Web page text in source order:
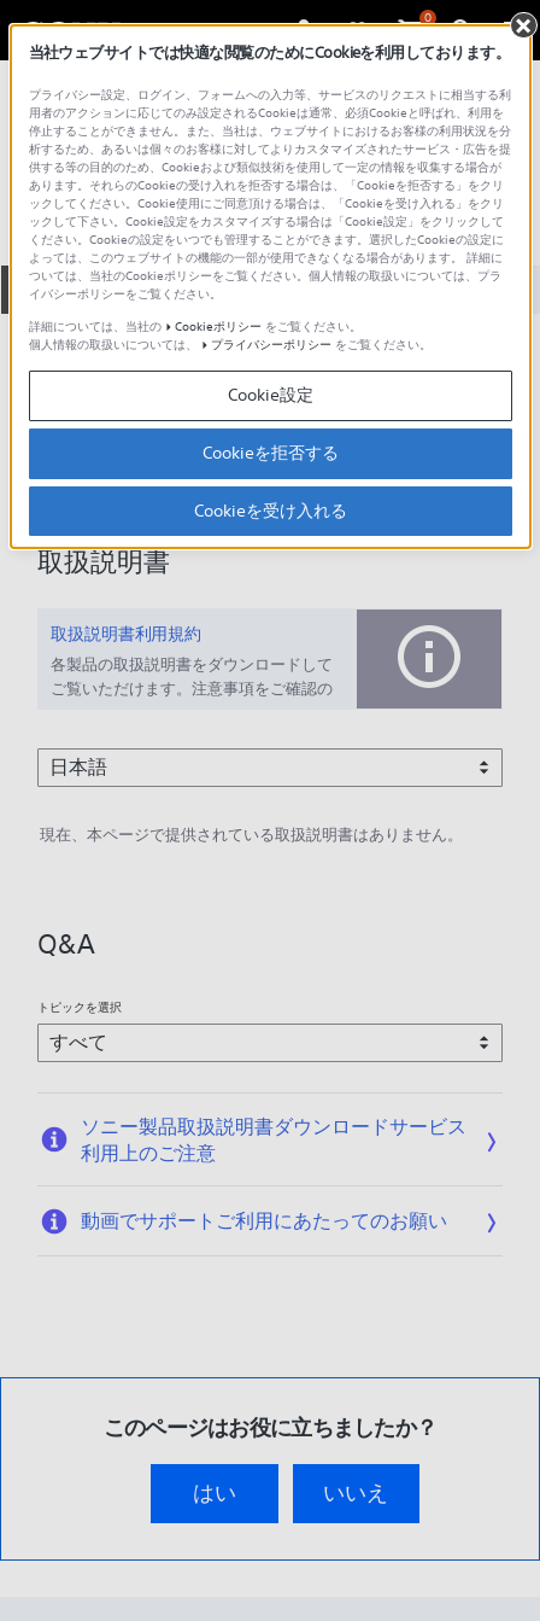
0
総合サポート・お問い合わせ プロフェッショナル／業務用
LIB-304
全て ダウンロード 取扱説明書 Q&A
ダウンロード
現在、本ページで提供されているアップデート情報はありませ
取扱説明書
取扱説明書利用規約
各製品の取扱説明書をダウンロードして
ご覧いただけます。注意事項をご確認の
現在、本ページで提供されている取扱説明書はありません。
Q&A
トピックを選択
ソニー製品取扱説明書ダウンロードサービス
利用上のご注意
動画でサポートご利用にあたってのお願い
このページはお役に立ちましたか？
はい いいえ
当社ウェブサイトでは快適な閲覧のためにCookieを利用しております。
プライバシー設定、ログイン、フォームへの入力等、サービスのリクエストに相当する利
用者のアクションに応じてのみ設定されるCookieは通常、必須Cookieと呼ばれ、利用を
停止することができません。また、当社は、ウェブサイトにおけるお客様の利用状況を分
析するため、あるいは個々のお客様に対してよりカスタマイズされたサービス・広告を提
供する等の目的のため、Cookieおよび類似技術を使用して一定の情報を収集する場合が
あります。それらのCookieの受け入れを拒否する場合は、「Cookieを拒否する」をクリ
ックしてください。Cookie使用にご同意頂ける場合は、「Cookieを受け入れる」をクリ
ックして下さい。Cookie設定をカスタマイズする場合は「Cookie設定」をクリックして
ください。Cookieの設定をいつでも管理することができます。選択したCookieの設定に
よっては、このウェブサイトの機能の一部が使用できなくなる場合があります。 詳細に
ついては、当社のCookieポリシーをご覧ください。個人情報の取扱いについては、プラ
イバシーポリシーをご覧ください。
詳細については、当社の
Cookieポリシー をご覧ください。
個人情報の取扱いについては、
プライバシーポリシー をご覧ください。
Cookie設定
Cookieを拒否する
Cookieを受け入れる